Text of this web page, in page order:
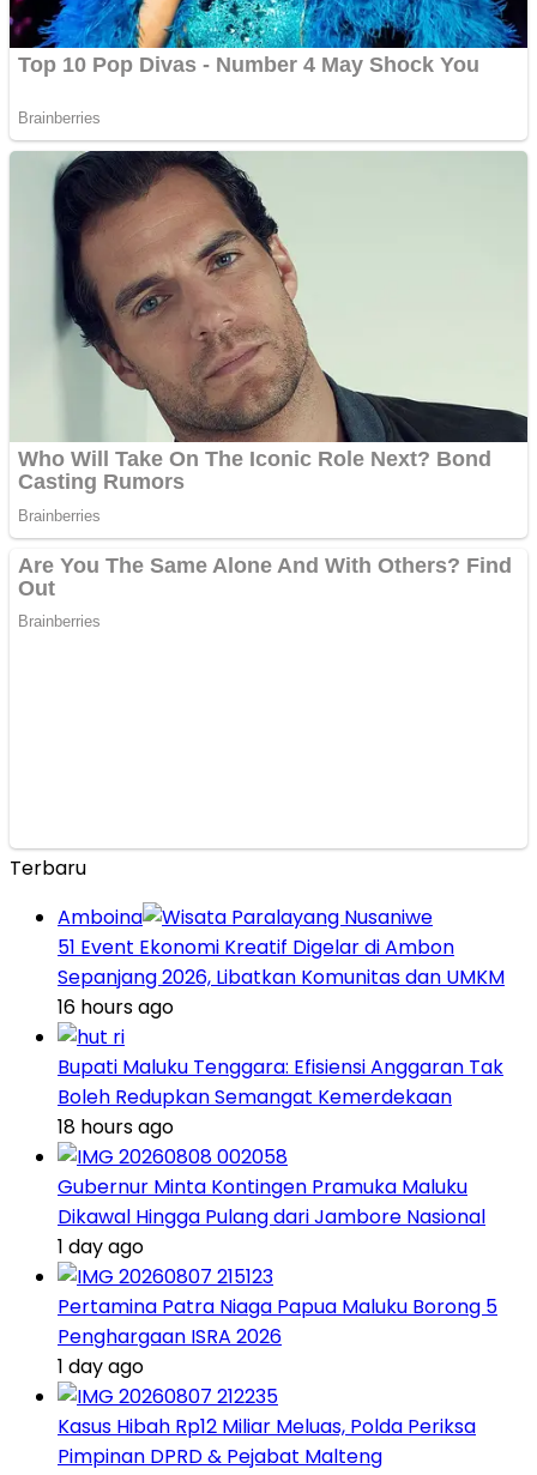
Terbaru
Amboina
51 Event Ekonomi Kreatif Digelar di Ambon
Sepanjang 2026, Libatkan Komunitas dan UMKM
16 hours ago
Bupati Maluku Tenggara: Efisiensi Anggaran Tak
Boleh Redupkan Semangat Kemerdekaan
18 hours ago
Gubernur Minta Kontingen Pramuka Maluku
Dikawal Hingga Pulang dari Jambore Nasional
1 day ago
Pertamina Patra Niaga Papua Maluku Borong 5
Penghargaan ISRA 2026
1 day ago
Kasus Hibah Rp12 Miliar Meluas, Polda Periksa
Pimpinan DPRD & Pejabat Malteng